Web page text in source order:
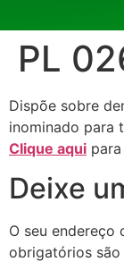
PL
Dispõe sobre
inominado para
Clique aqui
Deixe
O seu endereço
obrigatórios